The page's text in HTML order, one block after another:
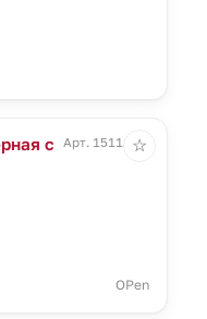
с
Арт. 15111.44
OPen
☆